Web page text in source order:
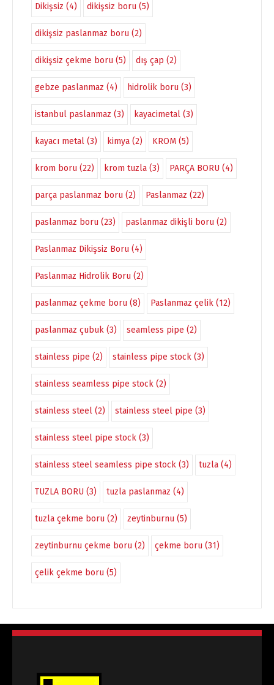
Dikişsiz (4) dikişsiz boru (5)
dikişsiz paslanmaz boru (2)
dikişsiz çekme boru (5) dış çap (2)
gebze paslanmaz (4) hidrolik boru (3)
istanbul paslanmaz (3) kayacimetal (3)
kayacı metal (3) kimya (2) KROM (5)
krom boru (22) krom tuzla (3) PARÇA BORU (4)
parça paslanmaz boru (2) Paslanmaz (22)
paslanmaz boru (23) paslanmaz dikişli boru (2)
Paslanmaz Dikişsiz Boru (4)
Paslanmaz Hidrolik Boru (2)
paslanmaz çekme boru (8) Paslanmaz çelik (12)
paslanmaz çubuk (3) seamless pipe (2)
stainless pipe (2) stainless pipe stock (3)
stainless seamless pipe stock (2)
stainless steel (2) stainless steel pipe (3)
stainless steel pipe stock (3)
stainless steel seamless pipe stock (3) tuzla (4)
TUZLA BORU (3) tuzla paslanmaz (4)
tuzla çekme boru (2) zeytinburnu (5)
zeytinburnu çekme boru (2) çekme boru (31)
çelik çekme boru (5)